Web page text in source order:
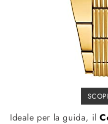
Ideale per la guida, il